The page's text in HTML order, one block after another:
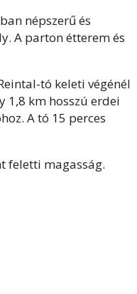
népszerű és
A parton étterem és
tó keleti végénél
1,8 km hosszú erdei
A tó 15 perces
feletti magasság.